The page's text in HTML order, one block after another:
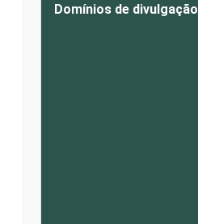
Domínios de divulgação